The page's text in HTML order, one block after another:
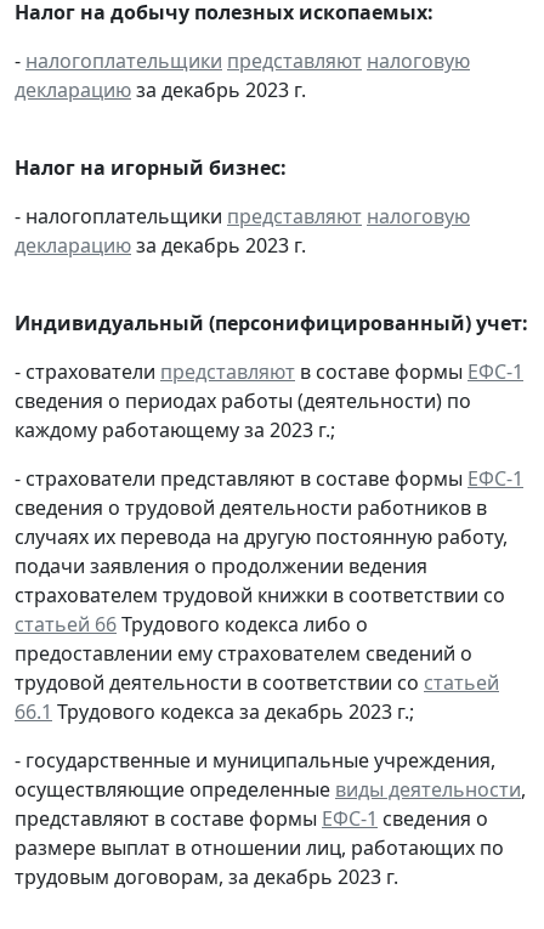
Налог на добычу полезных ископаемых:
- налогоплательщики представляют налоговую
декларациюза декабрь 2023 г.
Налог на игорный бизнес:
- налогоплательщики представляют налоговую
декларациюза декабрь 2023 г.
Индивидуальный (персонифицированный) учет:
- страхователи представляют в составе формы ЕФС-1
сведения о периодах работы (деятельности) по
каждому работающему за 2023 г.;
- страхователи представляют в составе формы ЕФС-1
сведения о трудовой деятельности работников в
случаях их перевода на другую постоянную работу,
подачи заявления о продолжении ведения
страхователем трудовой книжки в соответствии со
статьей 66Трудового кодекса либо о
предоставлении ему страхователем сведений о
трудовой деятельности в соответствии со статьей
66.1 Трудового кодекса за декабрь 2023 г.;
- государственные и муниципальные учреждения,
осуществляющие определенные виды деятельности,
представляют в составе формы ЕФС-1 сведения о
размере выплат в отношении лиц, работающих по
трудовым договорам, за декабрь 2023 г.